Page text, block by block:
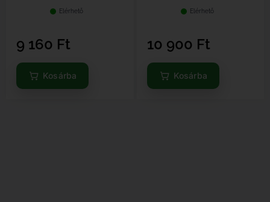
Elérhető
9 160 Ft
Kosárba
Elérhető
10 900 Ft
Kosárba